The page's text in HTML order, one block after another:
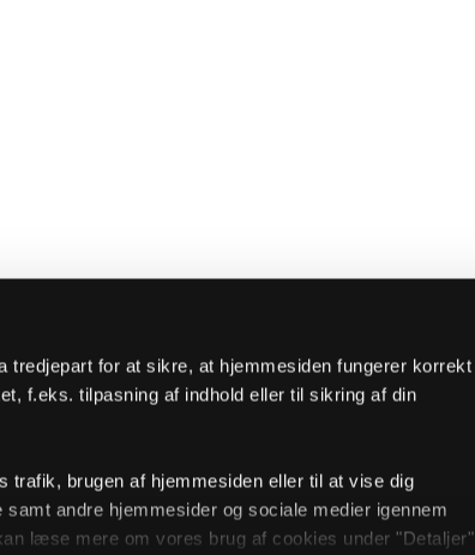
for at sikre, at hjemmesiden fungerer korrekt
f.eks. tilpasning af indhold eller til sikring af din
brugen af hjemmesiden eller til at vise dig
andre hjemmesider og sociale medier igennem
læse mere om vores brug af cookies under "Detaljer"